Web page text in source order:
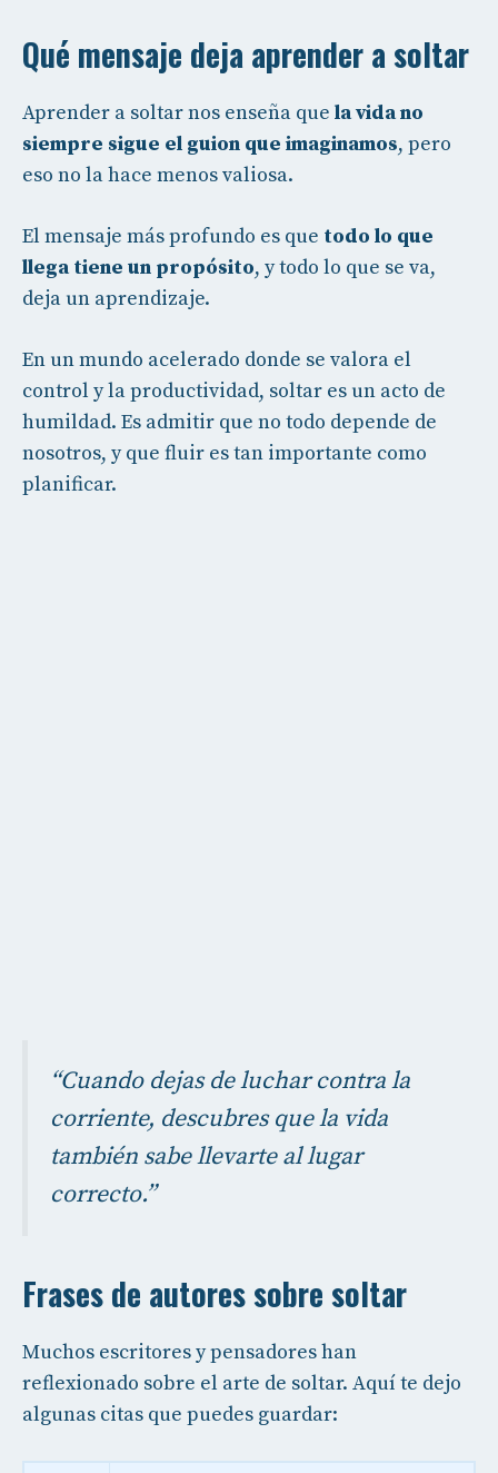
Qué mensaje deja aprender a soltar
Aprender a soltar nos enseña que la vida no
siempre sigue el guion que imaginamos, pero
eso no la hace menos valiosa.
El mensaje más profundo es que todo lo que
llega tiene un propósito, y todo lo que se va,
deja un aprendizaje.
En un mundo acelerado donde se valora el
control y la productividad, soltar es un acto de
humildad. Es admitir que no todo depende de
nosotros, y que fluir es tan importante como
planificar.
“Cuando dejas de luchar contra la
corriente, descubres que la vida
también sabe llevarte al lugar
correcto.”
Frases de autores sobre soltar
Muchos escritores y pensadores han
reflexionado sobre el arte de soltar. Aquí te dejo
algunas citas que puedes guardar: